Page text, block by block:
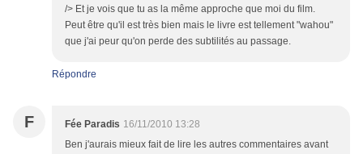
/> Et je vois que tu as la même approche que moi du film.
Peut être qu'il est très bien mais le livre est tellement "wahou"
que j'ai peur qu'on perde des subtilités au passage.
Répondre
F Fée Paradis 16/11/2010 13:28
Ben j'aurais mieux fait de lire les autres commentaires avant